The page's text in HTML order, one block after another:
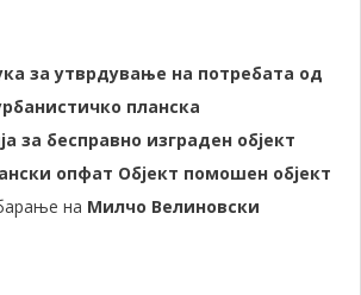
за утврдување на потребата од
планска
за бесправно изграден објект
опфат Објект помошен објект
на Милчо Велиновски